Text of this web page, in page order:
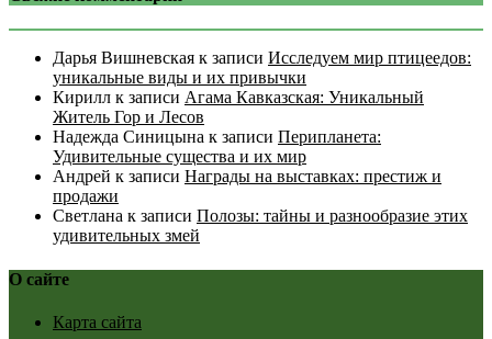
Дарья Вишневская к записи Исследуем мир птицеедов:
уникальные виды и их привычки
Кирилл к записи Агама Кавказская: Уникальный
Житель Гор и Лесов
Надежда Синицына к записи Перипланета:
Удивительные существа и их мир
Андрей к записи Награды на выставках: престиж и
продажи
Светлана к записи Полозы: тайны и разнообразие этих
удивительных змей
О сайте
Карта сайта